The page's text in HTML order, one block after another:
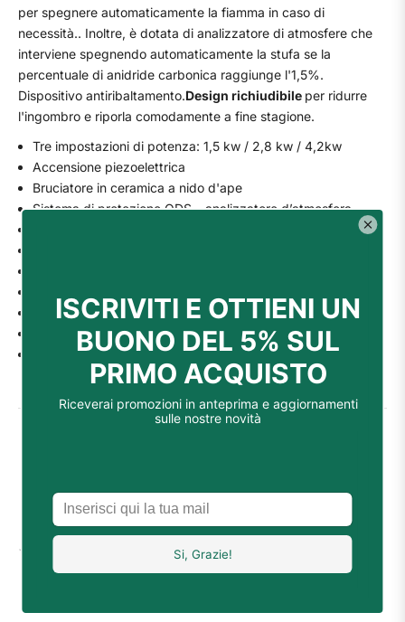
per spegnere automaticamente la fiamma in caso di
necessità.. Inoltre, è dotata di analizzatore di atmosfere che
interviene spegnendo automaticamente la stufa se la
percentuale di anidride carbonica raggiunge l'1,5%.
Dispositivo antiribaltamento.Design richiudibile per ridurre
l'ingombro e riporla comodamente a fine stagione.
Tre impostazioni di potenza: 1,5 kw / 2,8 kw / 4,2kw
Accensione piezoelettrica
Bruciatore in ceramica a nido d'ape
Sistema di protezione ODS – analizzatore d’atmosfera
Area di riscaldamento: 20-80 mq
Richiudibile
Misure: 73x42x40 cm
0.0
0 recensioni